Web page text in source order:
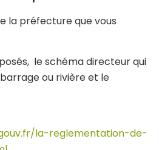
la préfecture que vous
le schéma directeur qui
ou rivière et le
la-reglementation-de-